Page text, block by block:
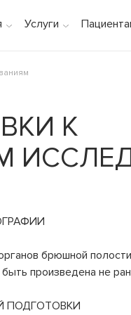
Услуги
К
брюшной
произведена не
ПОДГОТОВКИ